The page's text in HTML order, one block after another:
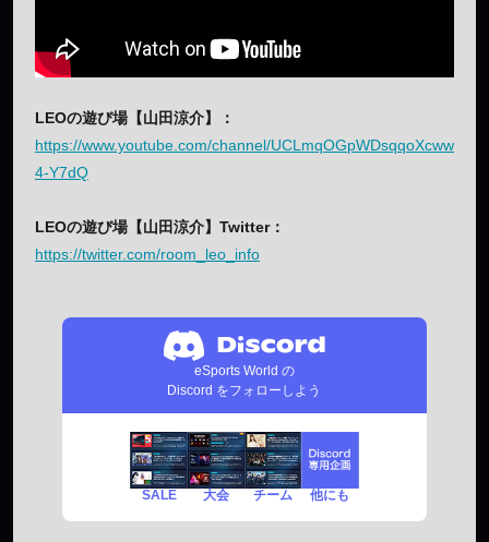
LEOの遊び場【山田涼介】：
https://www.youtube.com/channel/UCLmqOGpWDsqqoXcww
4-Y7dQ
LEOの遊び場【山田涼介】Twitter：
https://twitter.com/room_leo_info
eSports World の
Discord をフォローしよう
SALE 大会 チーム 他にも